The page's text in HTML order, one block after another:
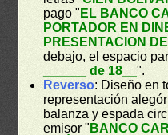
pago " EL BANCO
PORTADOR EN
PRESENTACION
debajo, el espacio
______ de 18__".
Reverso: Diseño en
representación
balanza y espada
emisor " BANCO